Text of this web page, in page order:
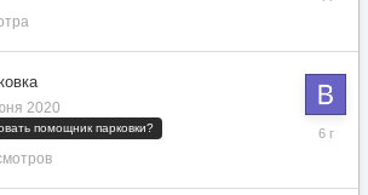
2020
помощник парковки?
28